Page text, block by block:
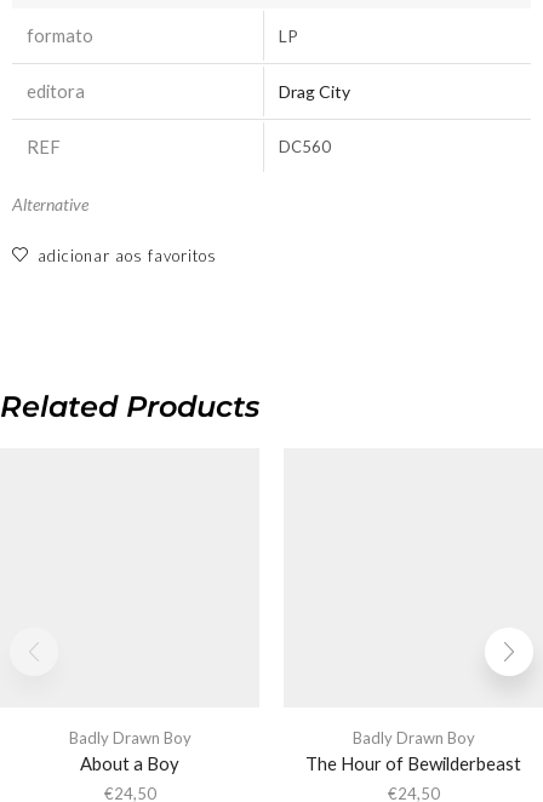
formato LP
editora Drag City
REF DC560
Alternative
adicionar aos favoritos
Related Products
Badly Drawn Boy
About a Boy
€24,50
Badly Drawn Boy
The Hour of Bewilderbeast
€24,50